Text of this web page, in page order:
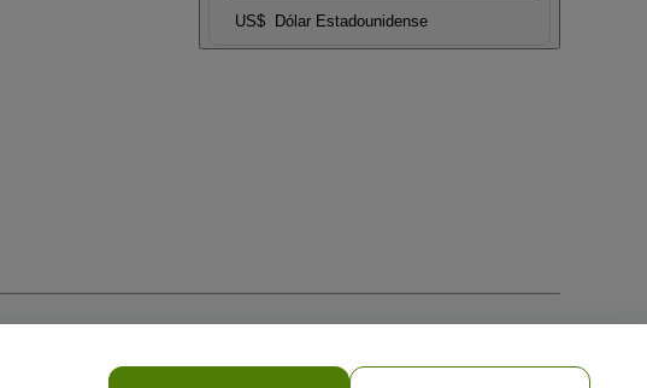
US$ Dólar Estadounidense
y de laPolítica de Privacidad para Móviles